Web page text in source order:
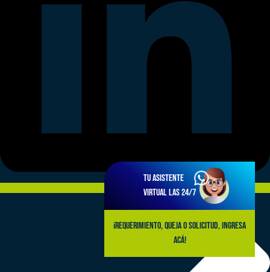
Tu asistente
virtual las 24/7
¡Requerimiento, queja o solicitud, ingresa
acá!